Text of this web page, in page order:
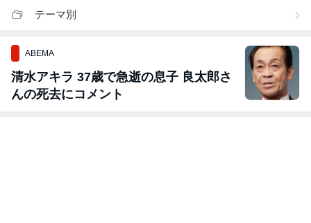
テーマ別
ABEMA
清水アキラ 37歳で急逝の息子 良太郎さ
んの死去にコメント